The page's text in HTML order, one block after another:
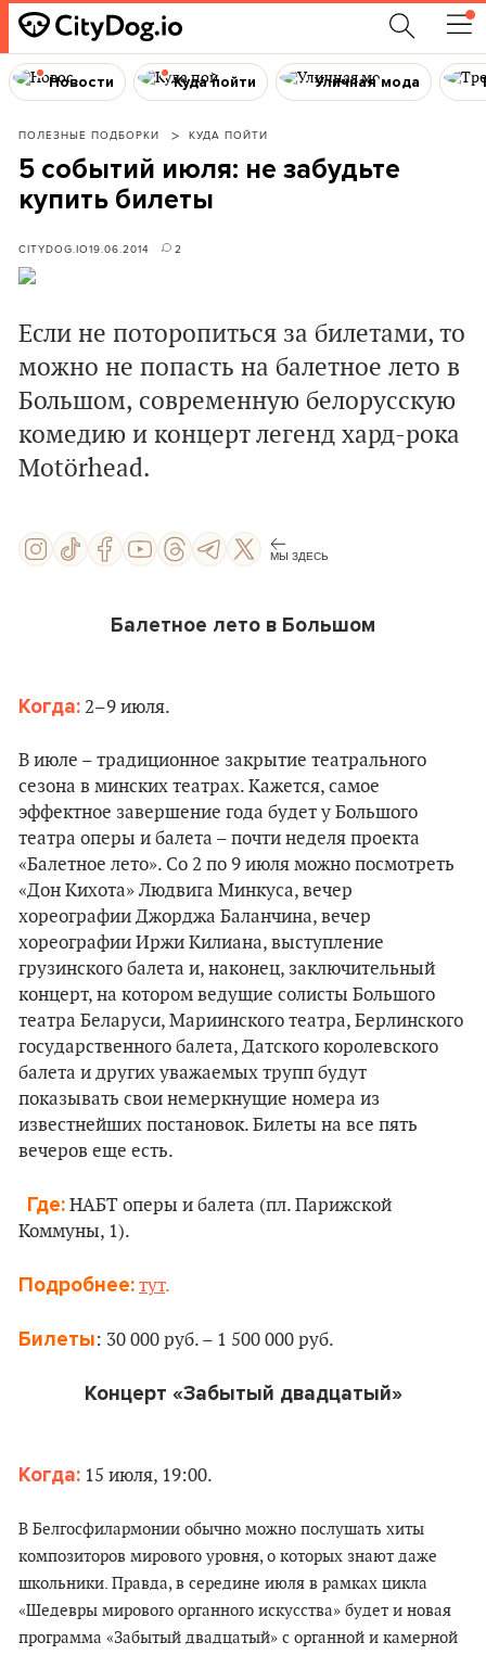
Новости Куда пойти Уличная мода
ПОЛЕЗНЫЕ ПОДБОРКИ КУДА ПОЙТИ
5 событий июля: не забудьте
купить билеты
CITYDOG.IO19.06.2014 2
Если не поторопиться за билетами, то
можно не попасть на балетное лето в
Большом, современную белорусскую
комедию и концерт легенд хард-рока
Motörhead.
МЫ ЗДЕСЬ
Балетное лето в Большом
Когда: 2–9 июля.
В июле – традиционное закрытие театрального
сезона в минских театрах. Кажется, самое
эффектное завершение года будет у Большого
театра оперы и балета – почти неделя проекта
«Балетное лето». Со 2 по 9 июля можно посмотреть
«Дон Кихота» Людвига Минкуса, вечер
хореографии Джорджа Баланчина, вечер
хореографии Иржи Килиана, выступление
грузинского балета и, наконец, заключительный
концерт, на котором ведущие солисты Большого
театра Беларуси, Мариинского театра, Берлинского
государственного балета, Датского королевского
балета и других уважаемых трупп будут
показывать свои немеркнущие номера из
известнейших постановок. Билеты на все пять
вечеров еще есть.
Где: НАБТ оперы и балета (пл. Парижской
Коммуны, 1).
Подробнее: тут.
Билеты: 30 000 руб. – 1 500 000 руб.
Концерт «Забытый двадцатый»
Когда: 15 июля, 19:00.
В Белгосфилармонии обычно можно послушать хиты
композиторов мирового уровня, о которых знают даже
школьники. Правда, в середине июля в рамках цикла
«Шедевры мирового органного искусства» будет и новая
программа «Забытый двадцатый» с органной и камерной